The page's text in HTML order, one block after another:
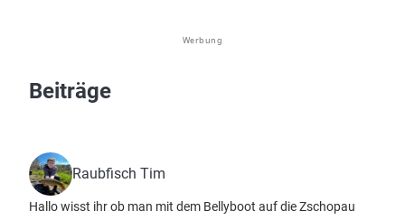
Werbung
Beiträge
Raubfisch Tim
Hallo wisst ihr ob man mit dem Bellyboot auf die Zschopau